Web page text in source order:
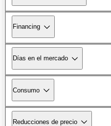
Financing
Días en el mercado
Consumo
Reducciones de precio